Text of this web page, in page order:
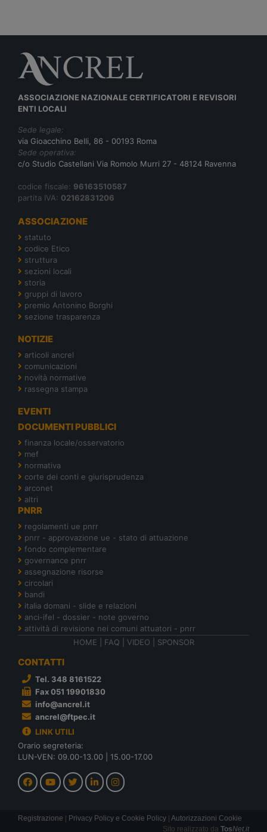
ASSOCIAZIONE NAZIONALE CERTIFICATORI E REVISORI
ENTI LOCALI
Sede legale:
via Gioacchino Belli, 86 - 00193 Roma
Sede operativa:
c/o Studio Castellani Via Romolo Murri 27 - 48124 Ravenna
codice fiscale: 96163510587
partita IVA: 02162831206
ASSOCIAZIONE
statuto
codice Etico
struttura
sezioni locali
storia
gruppi di lavoro
premio Antonino Borghi
sezione trasparenza
NOTIZIE
articoli ancrel
comunicazioni
novità normative
rassegna stampa
EVENTI
DOCUMENTI PUBBLICI
finanza locale/osservatorio
mef
normativa
corte dei conti e giurisprudenza
arconet
altri
PNRR
regolamenti ue pnrr
pnrr - approvazione ue - stato di attuazione
fondo complementare
governance pnrr
assegnazione risorse
circolari
bandi
italia domani - slide e relazioni
anci-ifel - dossier - note governo
attività di revisione nei comuni attuatori - pnrr
HOME
FAQ VIDEO SPONSOR
CONTATTI
Tel. 348 8161522
Fax 051 19901830
info@ancrel.it
ancrel@ftpec.it
LINK UTILI
Orario segreteria:
LUN-VEN: 09.00-13.00 | 15.00-17.00
Registrazione | Privacy Policy e Cookie Policy | Autorizzazioni Cookie
Sito realizzato da TosNet.it